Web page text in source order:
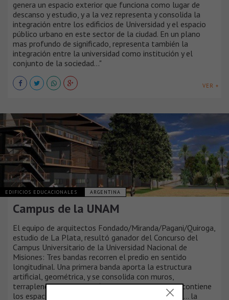
genera un espacio exterior que funciona como lugar de
descanso y estudio, y a la vez representa y consolida la
integración entre los edificios de Universidad y el espacio
público urbano en este sector de la ciudad. En un plano
mas profundo de significado, representa también la
integración entre la universidad como institución y el
conjunto de la sociedad..."
VER +
EDIFICIOS EDUCACIONALES ARGENTINA
Campus de la UNAM
El equipo de arquitectos Fondado/Miranda/Pagani/Quiroga,
estudio de La Plata, resultó ganador del Concurso del
Campus Universitario de la Universidad Nacional de
Misiones: Tres bandas recorren el predio en sentido
longitudinal. Una primera banda aporta la estructura
artificial, geométrica, y se consolida con muros,
terraplenes, rampas y edificios... una banda media contiene
los espacios de encuentro y movimiento peatonal... la